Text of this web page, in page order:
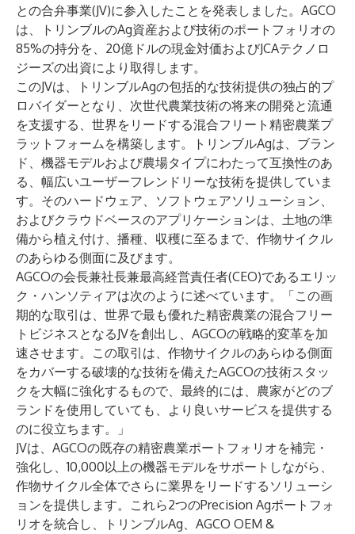
との合弁事業(JV)に参入したことを発表しました。AGCO
は、トリンブルのAg資産および技術のポートフォリオの
85%の持分を、20億ドルの現金対価およびJCAテクノロ
ジーズの出資により取得します。
このJVは、トリンブルAgの包括的な技術提供の独占的プ
ロバイダーとなり、次世代農業技術の将来の開発と流通
を支援する、世界をリードする混合フリート精密農業プ
ラットフォームを構築します。トリンブルAgは、ブラン
ド、機器モデルおよび農場タイプにわたって互換性のあ
る、幅広いユーザーフレンドリーな技術を提供していま
す。そのハードウェア、ソフトウェアソリューション、
およびクラウドベースのアプリケーションは、土地の準
備から植え付け、播種、収穫に至るまで、作物サイクル
のあらゆる側面に及びます。
AGCOの会長兼社長兼最高経営責任者(CEO)であるエリッ
ク・ハンソティアは次のように述べています。「この画
期的な取引は、世界で最も優れた精密農業の混合フリー
トビジネスとなるJVを創出し、AGCOの戦略的変革を加
速させます。この取引は、作物サイクルのあらゆる側面
をカバーする破壊的な技術を備えたAGCOの技術スタッ
クを大幅に強化するもので、最終的には、農家がどのブ
ランドを使用していても、より良いサービスを提供する
のに役立ちます。」
JVは、AGCOの既存の精密農業ポートフォリオを補完・
強化し、10,000以上の機器モデルをサポートしながら、
作物サイクル全体でさらに業界をリードするソリューシ
ョンを提供します。これら2つのPrecision Agポートフォ
リオを統合し、トリンブルAg、AGCO OEM &